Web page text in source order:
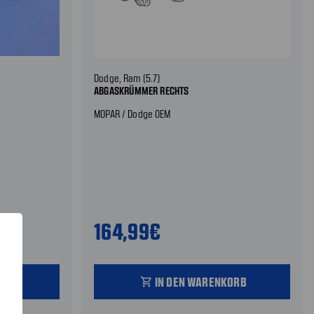
Dodge, Ram (5.7)
ABGASKRÜMMER RECHTS
MOPAR / Dodge OEM
164,99€
shopping_cart IN DEN WARENKORB